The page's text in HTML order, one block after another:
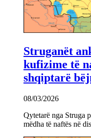
Struganët
kufizime të
shqiptarë
08/03/2026
Qytetarë nga Struga
mëdha të naftës në